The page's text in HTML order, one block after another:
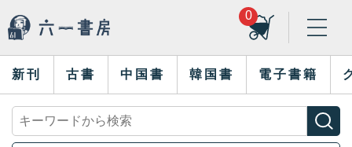
0
新刊 古書 中国書 韓国書 電子書籍